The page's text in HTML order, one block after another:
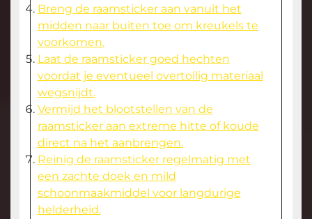
Breng de raamsticker aan vanuit het
midden naar buiten toe om kreukels te
voorkomen.
Laat de raamsticker goed hechten
voordat je eventueel overtollig materiaal
wegsnijdt.
Vermijd het blootstellen van de
raamsticker aan extreme hitte of koude
direct na het aanbrengen.
Reinig de raamsticker regelmatig met
een zachte doek en mild
schoonmaakmiddel voor langdurige
helderheid.